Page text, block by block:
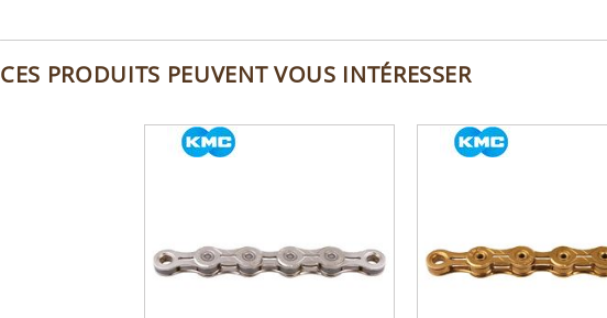
CES PRODUITS PEUVENT VOUS INTÉRESSER